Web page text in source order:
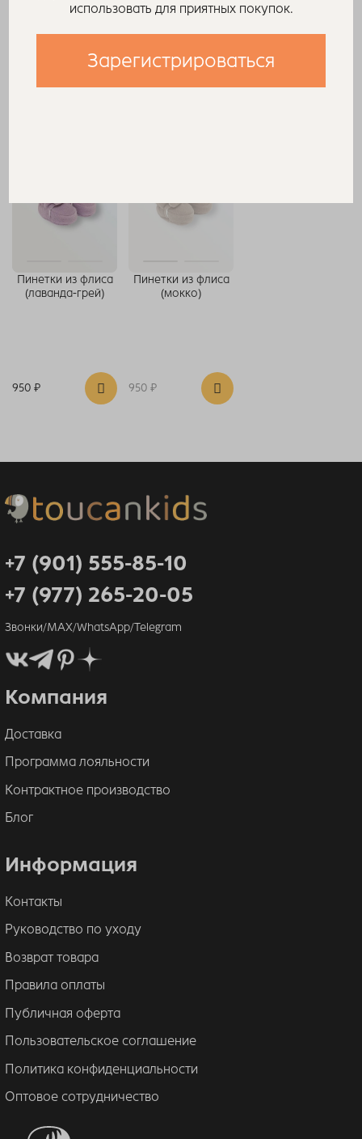
Пинетки из флиса
(лаванда-грей)
950 ₽
Пинетки из флиса
(мокко)
950 ₽
+7 (901) 555-85-10
+7 (977) 265-20-05
Звонки/MAX/WhatsApp/Telegram
Компания
Доставка
Программа лояльности
Контрактное производство
Блог
Информация
Контакты
Руководство по уходу
Возврат товара
Правила оплаты
Публичная оферта
Пользовательское соглашение
Политика конфиденциальности
Оптовое сотрудничество
использовать для приятных покупок.
Зарегистрироваться